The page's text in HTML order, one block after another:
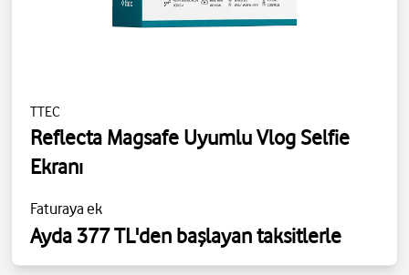
TTEC
Reflecta Magsafe Uyumlu Vlog Selfie
Ekranı
Faturaya ek
Ayda 377 TL'den başlayan taksitlerle